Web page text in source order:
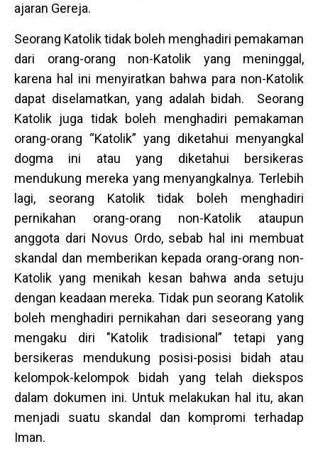
ajaran Gereja.
Seorang Katolik tidak boleh menghadiri pemakaman
dari orang-orang non-Katolik yang meninggal,
karena hal ini menyiratkan bahwa para non-Katolik
dapat diselamatkan, yang adalah bidah. Seorang
Katolik juga tidak boleh menghadiri pemakaman
orang-orang “Katolik” yang diketahui menyangkal
dogma ini atau yang diketahui bersikeras
mendukung mereka yang menyangkalnya. Terlebih
lagi, seorang Katolik tidak boleh menghadiri
pernikahan orang-orang non-Katolik ataupun
anggota dari Novus Ordo, sebab hal ini membuat
skandal dan memberikan kepada orang-orang non-
Katolik yang menikah kesan bahwa anda setuju
dengan keadaan mereka. Tidak pun seorang Katolik
boleh menghadiri pernikahan dari seseorang yang
mengaku diri "Katolik tradisional” tetapi yang
bersikeras mendukung posisi-posisi bidah atau
kelompok-kelompok bidah yang telah diekspos
dalam dokumen ini. Untuk melakukan hal itu, akan
menjadi suatu skandal dan kompromi terhadap
Iman.